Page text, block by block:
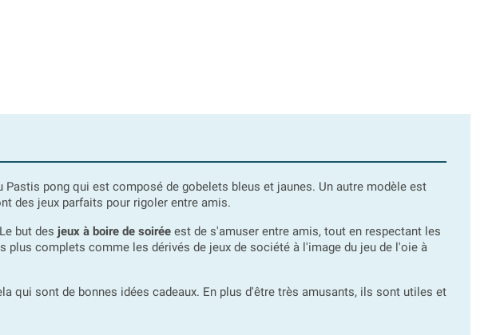
pong qui est composé de gobelets bleus et jaunes. Un autre modèle est
des jeux parfaits pour rigoler entre amis.
but des jeux à boire de soirée est de s'amuser entre amis, tout en respectant les
complets comme les dérivés de jeux de société à l'image du jeu de l'oie à
qui sont de bonnes idées cadeaux. En plus d'être très amusants, ils sont utiles et